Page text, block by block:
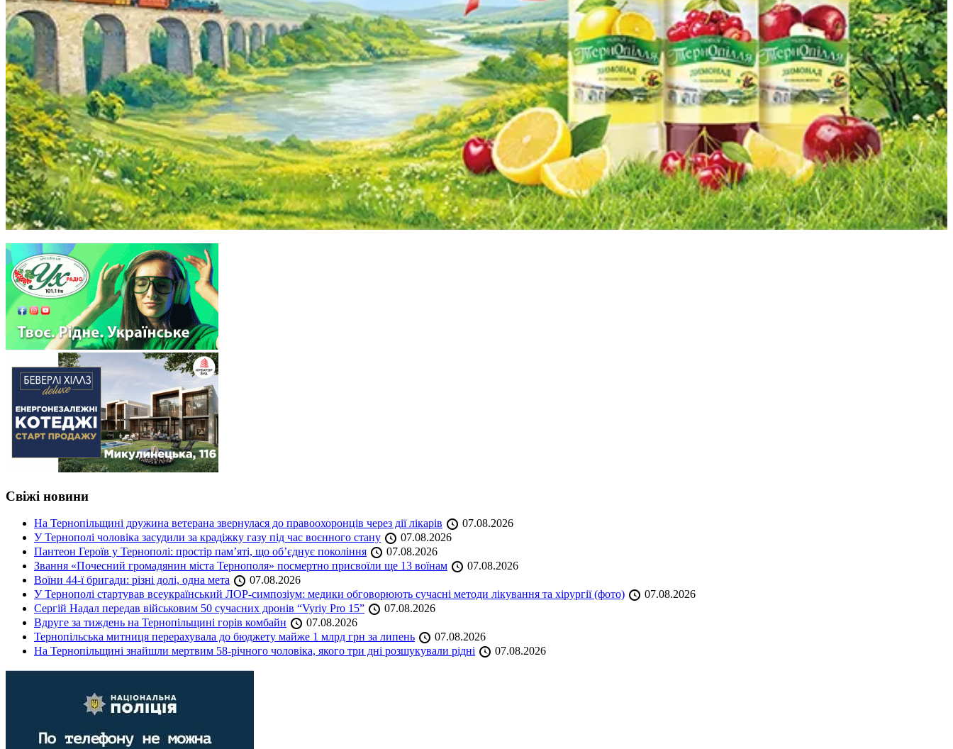
Свіжі новини
На Тернопільщині дружина ветерана звернулася до правоохоронців через дії лікарів
07.08.2026
У Тернополі чоловіка засудили за крадіжку газу під час воєнного стану
07.08.2026
Пантеон Героїв у Тернополі: простір пам’яті, що об’єднує покоління
07.08.2026
Звання «Почесний громадянин міста Тернополя» посмертно присвоїли ще 13 воїнам
07.08.2026
Воїни 44-ї бригади: різні долі, одна мета
07.08.2026
У Тернополі стартував всеукраїнський ЛОР-симпозіум: медики обговорюють сучасні методи лікування та хірургії (фото)
07.08.2026
Сергій Надал передав військовим 50 сучасних дронів “Vyriy Pro 15”
07.08.2026
Вдруге за тиждень на Тернопільщині горів комбайн
07.08.2026
Тернопільська митниця перерахувала до бюджету майже 1 млрд грн за липень
07.08.2026
На Тернопільщині знайшли мертвим 58-річного чоловіка, якого три дні розшукували рідні
07.08.2026